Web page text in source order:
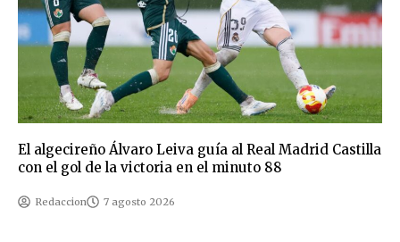
El algecireño Álvaro Leiva guía al Real Madrid Castilla
con el gol de la victoria en el minuto 88
Redaccion 7 agosto 2026